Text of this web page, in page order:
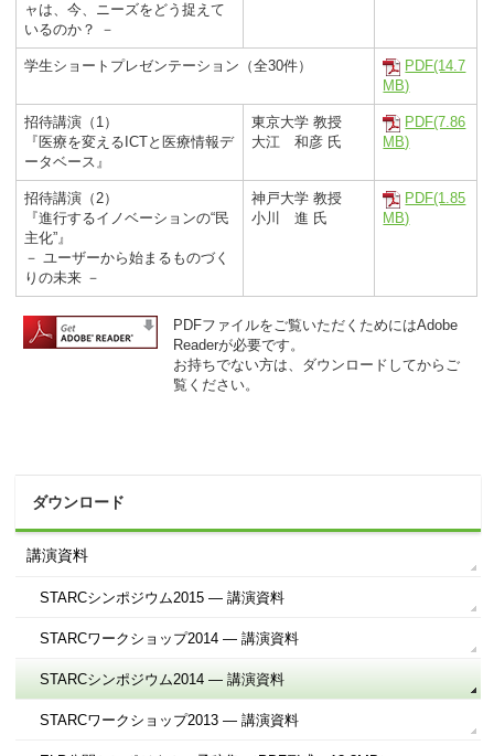
ャは、今、ニーズをどう捉えて
いるのか？ －
学生ショートプレゼンテーション（全30件）
PDF(14.7
MB)
招待講演（1）
『医療を変えるICTと医療情報デ
ータベース』
東京大学 教授
大江 和彦 氏
PDF(7.86
MB)
招待講演（2）
『進行するイノベーションの“民
主化”』
－ ユーザーから始まるものづく
りの未来 －
神戸大学 教授
小川 進 氏
PDF(1.85
MB)
PDFファイルをご覧いただくためにはAdobe
Readerが必要です。
お持ちでない方は、ダウンロードしてからご
覧ください。
ダウンロード
講演資料
STARCシンポジウム2015 ― 講演資料
STARCワークショップ2014 ― 講演資料
STARCシンポジウム2014 ― 講演資料
STARCワークショップ2013 ― 講演資料